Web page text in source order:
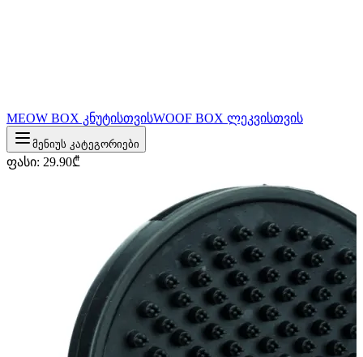
MEOW BOX კნუტისთვისWOOF BOX ლეკვისთვის
მენიუს კატეგორიები
ფასი: 29.90₾